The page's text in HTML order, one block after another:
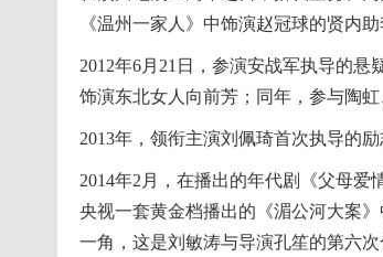
《温州一家人》中饰演赵冠球的贤内助
2012年6月21日，参演安战军执导的
饰演东北女人向前芳；同年，参与陶
2013年，领衔主演刘佩琦首次执导的
2014年2月，在播出的年代剧《父母爱
央视一套黄金档播出的《湄公河大案
一角，这是刘敏涛与导演孔笙的第六次